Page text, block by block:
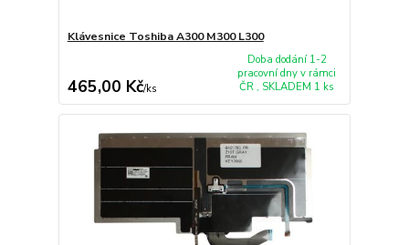
Klávesnice Toshiba A300 M300 L300
465,00 Kč/ks
Doba dodání 1-2
pracovní dny v rámci
ČR , SKLADEM 1 ks